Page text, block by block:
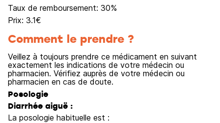
Taux de remboursement: 30%
Prix: 3.1€
Comment le prendre ?
Veillez à toujours prendre ce médicament en suivant
exactement les indications de votre médecin ou
pharmacien. Vérifiez auprès de votre médecin ou
pharmacien en cas de doute.
Posologie
Diarrhée aiguë :
La posologie habituelle est :